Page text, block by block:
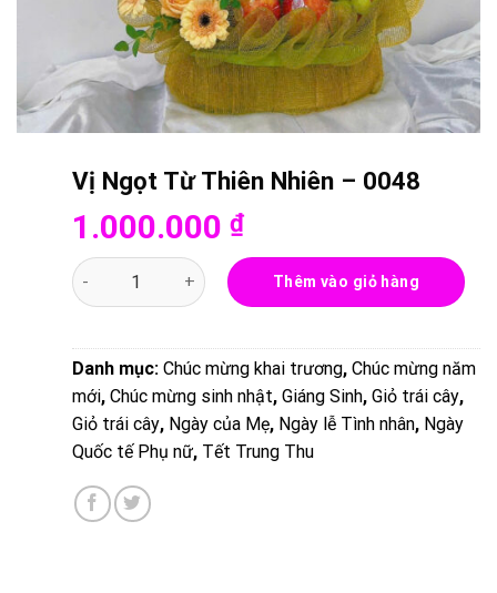
Vị Ngọt Từ Thiên Nhiên – 0048
1.000.000 ₫
Vị Ngọt Từ Thiên Nhiên - 0048 số lượng
Thêm vào giỏ hàng
Danh mục: Chúc mừng khai trương, Chúc mừng năm
mới, Chúc mừng sinh nhật, Giáng Sinh, Giỏ trái cây,
Giỏ trái cây, Ngày của Mẹ, Ngày lễ Tình nhân, Ngày
Quốc tế Phụ nữ, Tết Trung Thu